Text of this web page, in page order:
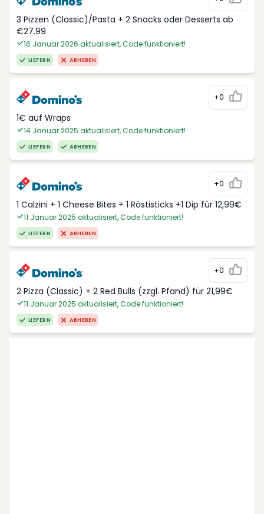
3 Pizzen (Classic)/Pasta + 2 Snacks oder Desserts ab
€27.99
16 Januar 2026 aktualisiert, Code funktioniert!
LIEFERN ABHEBEN
+0
1€ auf Wraps
14 Januar 2025 aktualisiert, Code funktioniert!
LIEFERN ABHEBEN
+0
1 Calzini + 1 Cheese Bites + 1 Röstisticks +1 Dip für 12,99€
11 Januar 2025 aktualisiert, Code funktioniert!
LIEFERN ABHEBEN
+0
2 Pizza (Classic) + 2 Red Bulls (zzgl. Pfand) für 21,99€
11 Januar 2025 aktualisiert, Code funktioniert!
LIEFERN ABHEBEN